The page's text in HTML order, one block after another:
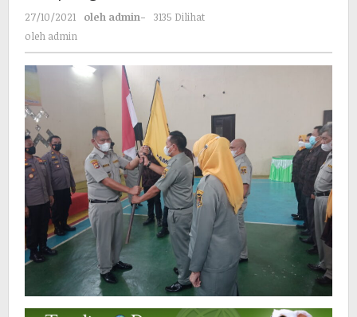
27/10/2021 oleh admin-
3135 Dilihat
oleh admin